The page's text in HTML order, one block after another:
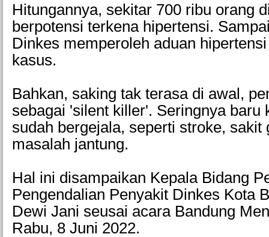
Hitungannya, sekitar 700 ribu orang
berpotensi terkena hipertensi.
Dinkes memperoleh aduan
kasus.
Bahkan, saking tak terasa di awal,
sebagai 'silent killer'. Seringnya baru
sudah bergejala, seperti stroke, sakit
masalah jantung.
Hal ini disampaikan Kepala Bidang
Pengendalian Penyakit Dinkes Kota
Dewi Jani seusai acara Bandung
Rabu, 8 Juni 2022.